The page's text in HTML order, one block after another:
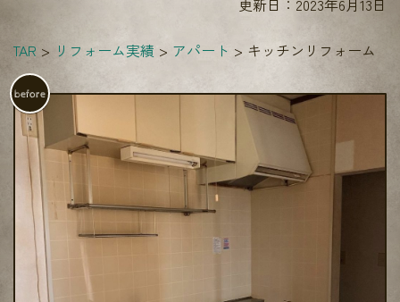
更新日： 2023年6月13日
リフォーム実績 アパート キッチンリフォーム
before